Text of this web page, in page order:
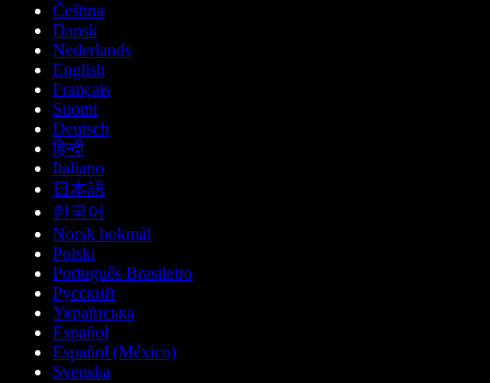
Čeština
Dansk
Nederlands
English
Français
Suomi
Deutsch
हिन्दी
Italiano
日本語
한국어
Norsk bokmål
Polski
Português Brasileiro
Русский
Українська
Español
Español (México)
Svenska